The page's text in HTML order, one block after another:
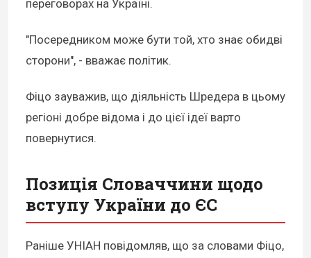
переговорах на Україні.
"Посередником може бути той, хто знає обидві
сторони", - вважає політик.
Фіцо зауважив, що діяльність Шредера в цьому
регіоні добре відома і до цієї ідеї варто
повернутися.
Позиція Словаччини щодо
вступу України до ЄС
Раніше УНІАН повідомляв, що за словами Фіцо,